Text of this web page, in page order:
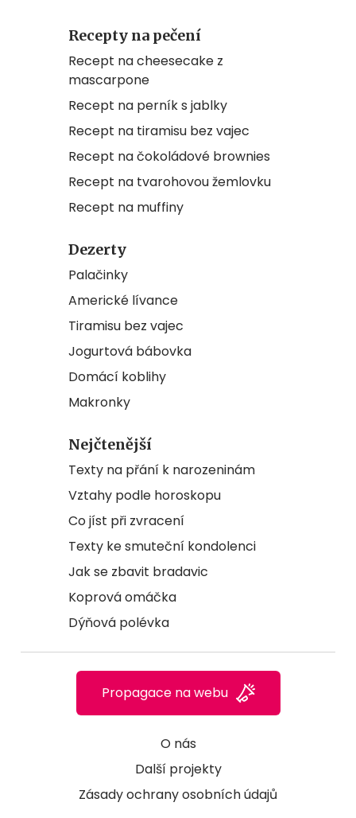
Recepty na pečení
Recept na cheesecake z
mascarpone
Recept na perník s jablky
Recept na tiramisu bez vajec
Recept na čokoládové brownies
Recept na tvarohovou žemlovku
Recept na muffiny
Dezerty
Palačinky
Americké lívance
Tiramisu bez vajec
Jogurtová bábovka
Domácí koblihy
Makronky
Nejčtenější
Texty na přání k narozeninám
Vztahy podle horoskopu
Co jíst při zvracení
Texty ke smuteční kondolenci
Jak se zbavit bradavic
Koprová omáčka
Dýňová polévka
O nás
Další projekty
Zásady ochrany osobních údajů
Propagace na webu